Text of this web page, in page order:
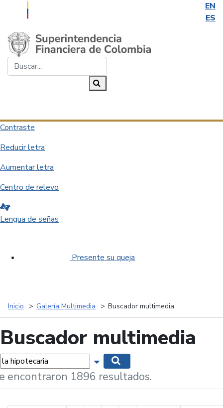
EN
ES
Saltar al contenido principal
Contraste
Reducir letra
Aumentar letra
Centro de relevo
Lengua de señas
Presente su queja
Inicio Galería Multimedia Buscador multimedia
Buscador multimedia
Mostrar opciones de búsqueda
encontraron 1896 resultados.